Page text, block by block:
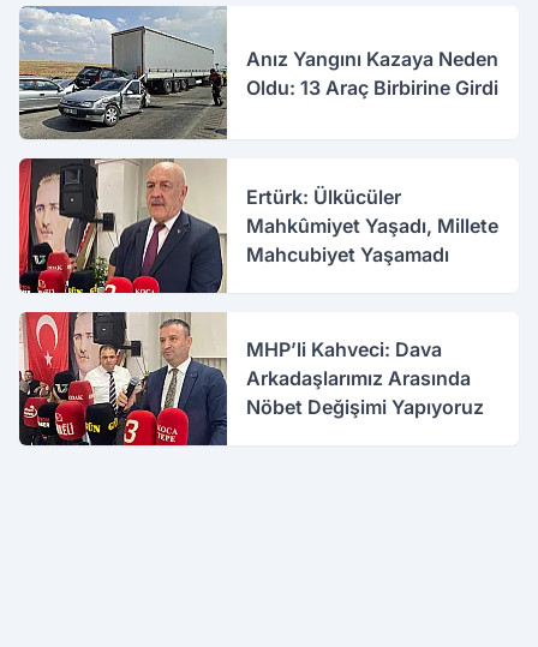
Anız Yangını Kazaya Neden
Oldu: 13 Araç Birbirine Girdi
Ertürk: Ülkücüler
Mahkûmiyet Yaşadı, Millete
Mahcubiyet Yaşamadı
MHP’li Kahveci: Dava
Arkadaşlarımız Arasında
Nöbet Değişimi Yapıyoruz